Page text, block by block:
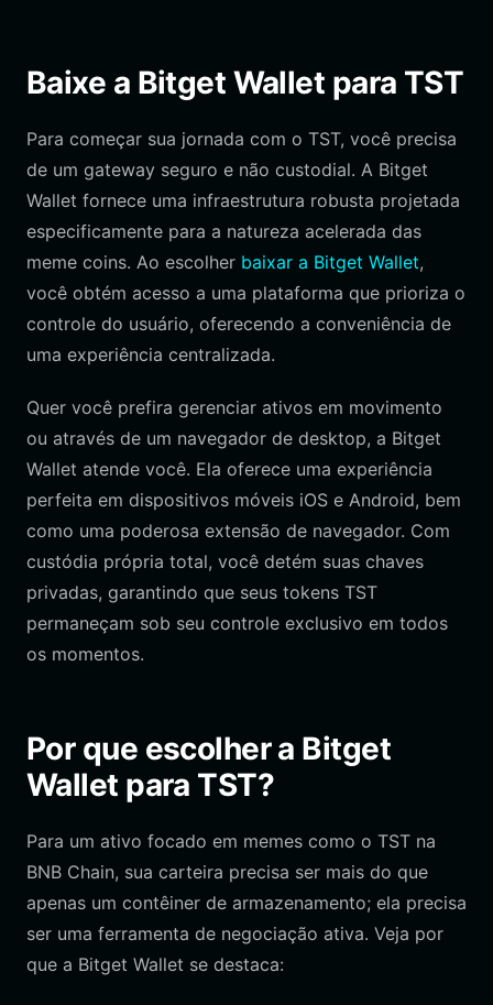
Baixe a Bitget Wallet para TST
Para começar sua jornada com o TST, você precisa
de um gateway seguro e não custodial. A Bitget
Wallet fornece uma infraestrutura robusta projetada
especificamente para a natureza acelerada das
meme coins. Ao escolher baixar a Bitget Wallet,
você obtém acesso a uma plataforma que prioriza o
controle do usuário, oferecendo a conveniência de
uma experiência centralizada.
Quer você prefira gerenciar ativos em movimento
ou através de um navegador de desktop, a Bitget
Wallet atende você. Ela oferece uma experiência
perfeita em dispositivos móveis iOS e Android, bem
como uma poderosa extensão de navegador. Com
custódia própria total, você detém suas chaves
privadas, garantindo que seus tokens TST
permaneçam sob seu controle exclusivo em todos
os momentos.
Por que escolher a Bitget
Wallet para TST?
Para um ativo focado em memes como o TST na
BNB Chain, sua carteira precisa ser mais do que
apenas um contêiner de armazenamento; ela precisa
ser uma ferramenta de negociação ativa. Veja por
que a Bitget Wallet se destaca: